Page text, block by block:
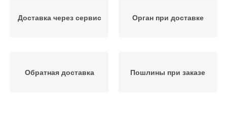
Доставка через сервис Орган при доставке
Обратная доставка Пошлины при заказе